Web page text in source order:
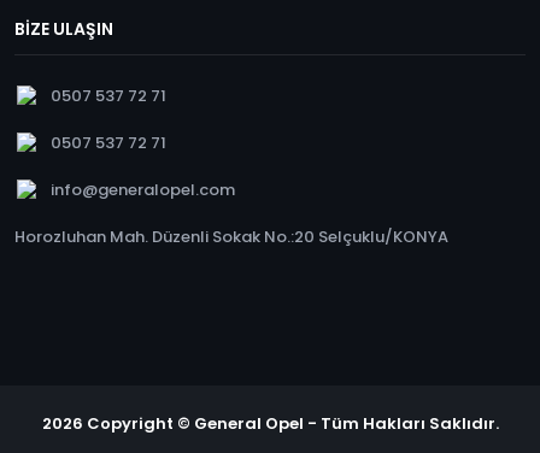
BİZE ULAŞIN
0507 537 72 71
0507 537 72 71
info@generalopel.com
Horozluhan Mah. Düzenli Sokak No.:20 Selçuklu/KONYA
2026 Copyright © General Opel - Tüm Hakları Saklıdır.